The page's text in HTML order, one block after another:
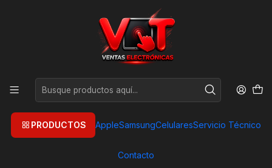
PRODUCTOS AppleSamsungCelularesServicio Técnico
Contacto